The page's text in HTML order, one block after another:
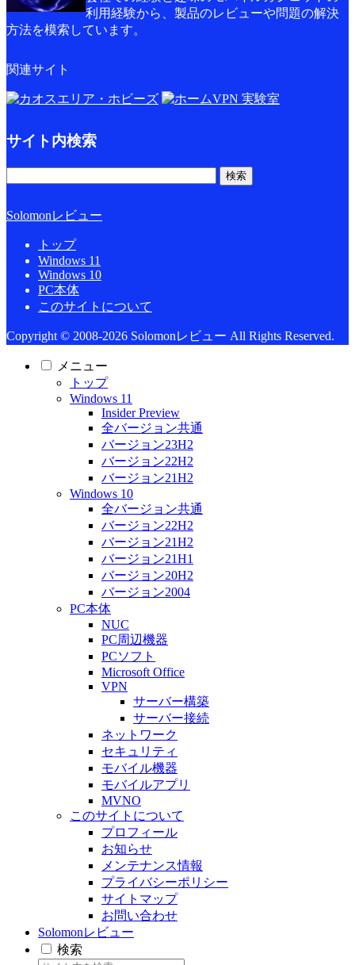
利用経験から、製品のレビューや問題の解決
方法を模索しています。
関連サイト
サイト内検索
Solomonレビュー
トップ
Windows 11
Windows 10
PC本体
このサイトについて
Copyright © 2008-2026 Solomonレビュー All Rights Reserved.
メニュー
トップ
Windows 11
Insider Preview
全バージョン共通
バージョン23H2
バージョン22H2
バージョン21H2
Windows 10
全バージョン共通
バージョン22H2
バージョン21H2
バージョン21H1
バージョン20H2
バージョン2004
PC本体
NUC
PC周辺機器
PCソフト
Microsoft Office
VPN
サーバー構築
サーバー接続
ネットワーク
セキュリティ
モバイル機器
モバイルアプリ
MVNO
このサイトについて
プロフィール
お知らせ
メンテナンス情報
プライバシーポリシー
サイトマップ
お問い合わせ
Solomonレビュー
検索